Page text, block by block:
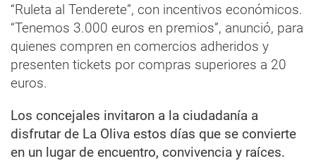
“Ruleta al Tenderete”, con incentivos económicos.
“Tenemos 3.000 euros en premios”, anunció, para
quienes compren en comercios adheridos y
presenten tickets por compras superiores a 20
euros.
Los concejales invitaron a la ciudadanía a
disfrutar de La Oliva estos días que se convierte
en un lugar de encuentro, convivencia y raíces.